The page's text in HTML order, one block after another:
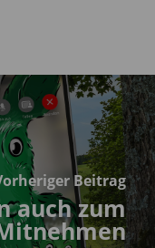
Beitrag
auch zum